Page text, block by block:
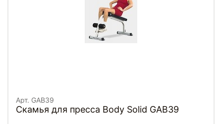
Арт. GAB39
Скамья для пресса Body Solid GAB39